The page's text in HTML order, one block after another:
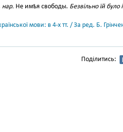
нар. Не имѣя свободы. Безвільно їй було
мови: в 4-х тт. / За ред. Б.
Поділитись: